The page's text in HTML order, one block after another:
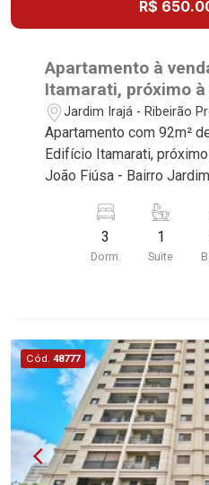
Robespierre, Cedro,
Solo, Cambuí,
Étienne, Monet,
Quebec, Blue Note,
Via Frattina e Triomphe. Avenida João Fiúsa, 1051
- Alto da Boa Vista |
R$
Apartamento à
Itamarati, próximo à
João Fiúsa - Ribeirão
Jardim Irajá - Ribeirão
Apartamento com 92m²
Edifício Itamarati,
João Fiúsa - Bairro
imóvel que a Martinelli
para você: - 92m² de área útil - 3 dormitórios com
armários - Banheiro social - Sala 2 ambientes -
Fiúsa, 1051 - Alto da
3
Dorm.
1
Suite
Cód. 48777